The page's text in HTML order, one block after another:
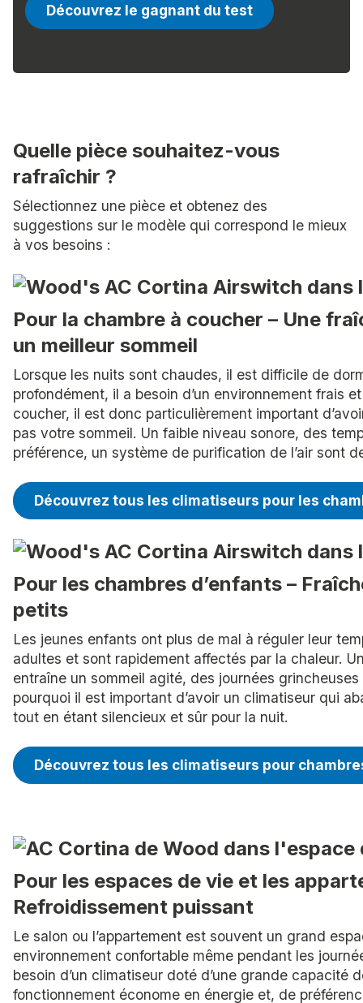
Découvrez le gagnant du test
Quelle pièce souhaitez-vous
rafraîchir ?
Sélectionnez une pièce et obtenez des
suggestions sur le modèle qui correspond le mieux
à vos besoins :
Pour la chambre à coucher – Une
un meilleur sommeil
Lorsque les nuits sont chaudes, il est difficile de
profondément, il a besoin d’un environnement frais
coucher, il est donc particulièrement important
pas votre sommeil. Un faible niveau sonore, des
préférence, un système de purification de l’air sont
Découvrez tous les climatiseurs pour les
Pour les chambres d’enfants –
petits
Les jeunes enfants ont plus de mal à réguler leur
adultes et sont rapidement affectés par la chaleur.
entraîne un sommeil agité, des journées grincheuses
pourquoi il est important d’avoir un climatiseur qui
tout en étant silencieux et sûr pour la nuit.
Découvrez tous les climatiseurs pour
Pour les espaces de vie et les
Refroidissement puissant
Le salon ou l’appartement est souvent un grand
environnement confortable même pendant les
besoin d’un climatiseur doté d’une grande capacité
fonctionnement économe en énergie et, de